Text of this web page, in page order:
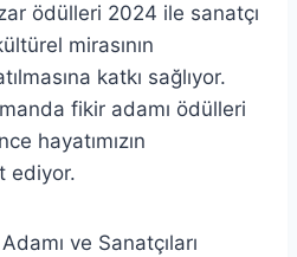
ödülleri 2024 ile sanatçı
mirasının
katkı sağlıyor.
fikir adamı ödülleri
hayatımızın
ediyor.
ve Sanatçıları